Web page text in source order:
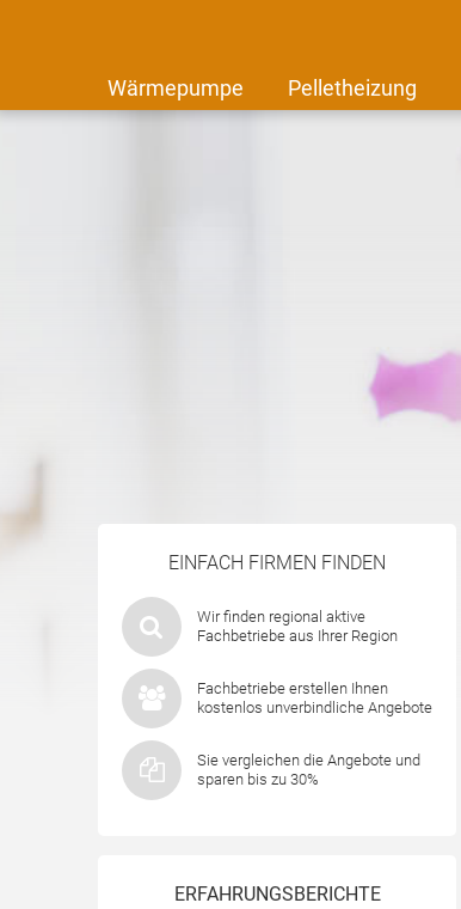
Wärmepumpe Pelletheizung
EINFACH FIRMEN FINDEN
Wir finden regional aktive
Fachbetriebe aus Ihrer Region
Fachbetriebe erstellen Ihnen
kostenlos unverbindliche Angebote
Sie vergleichen die Angebote und
sparen bis zu 30%
ERFAHRUNGSBERICHTE